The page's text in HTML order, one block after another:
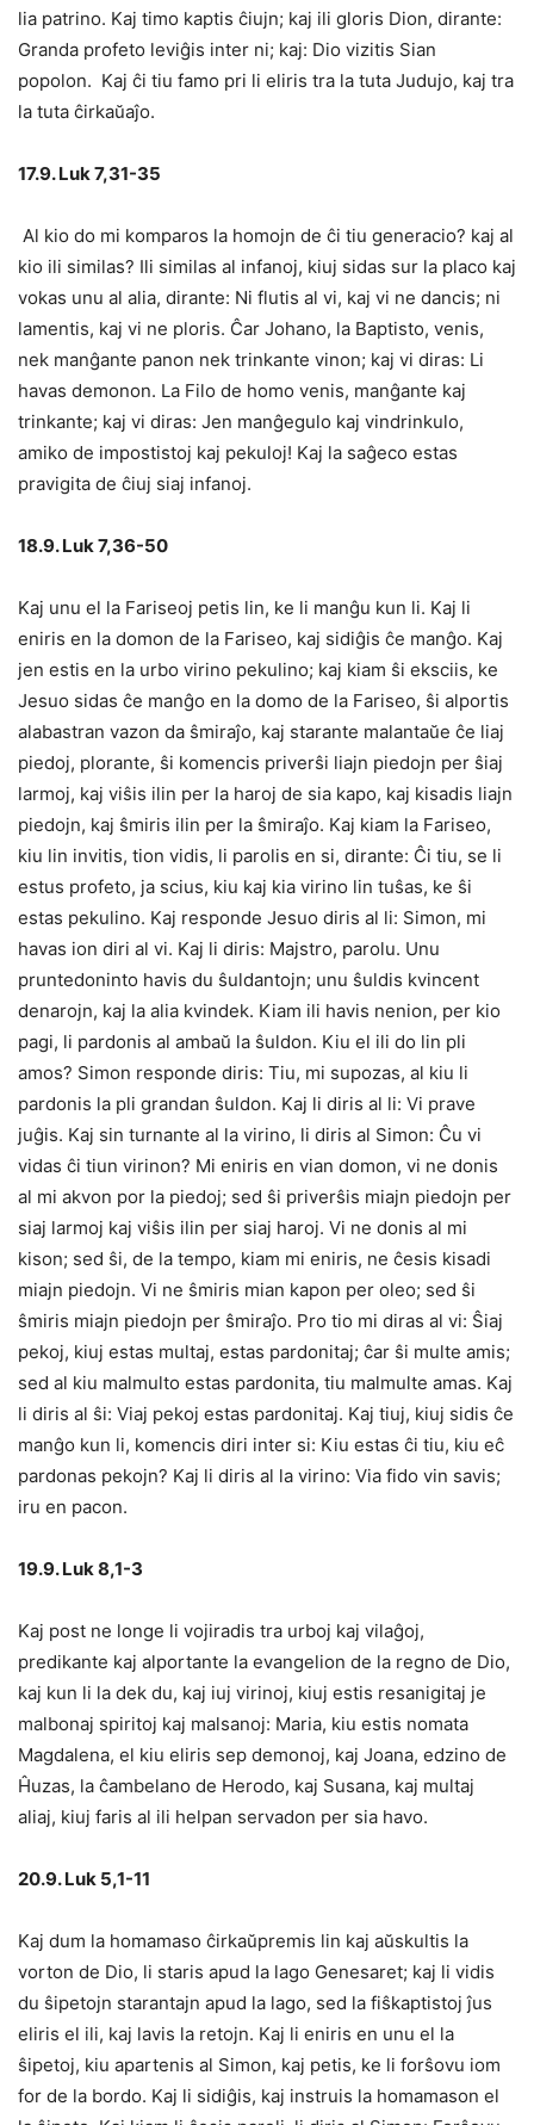
lia patrino. Kaj timo kaptis ĉiujn; kaj ili gloris Dion, dirante:
Granda profeto leviĝis inter ni; kaj: Dio vizitis Sian
popolon. Kaj ĉi tiu famo pri li eliris tra la tuta Judujo, kaj tra
la tuta ĉirkaŭaĵo.
17.9. Luk 7,31-35
Al kio do mi komparos la homojn de ĉi tiu generacio? kaj al
kio ili similas? Ili similas al infanoj, kiuj sidas sur la placo kaj
vokas unu al alia, dirante: Ni flutis al vi, kaj vi ne dancis; ni
lamentis, kaj vi ne ploris. Ĉar Johano, la Baptisto, venis,
nek manĝante panon nek trinkante vinon; kaj vi diras: Li
havas demonon. La Filo de homo venis, manĝante kaj
trinkante; kaj vi diras: Jen manĝegulo kaj vindrinkulo,
amiko de impostistoj kaj pekuloj! Kaj la saĝeco estas
pravigita de ĉiuj siaj infanoj.
18.9. Luk 7,36-50
Kaj unu el la Fariseoj petis lin, ke li manĝu kun li. Kaj li
eniris en la domon de la Fariseo, kaj sidiĝis ĉe manĝo. Kaj
jen estis en la urbo virino pekulino; kaj kiam ŝi eksciis, ke
Jesuo sidas ĉe manĝo en la domo de la Fariseo, ŝi alportis
alabastran vazon da ŝmiraĵo, kaj starante malantaŭe ĉe liaj
piedoj, plorante, ŝi komencis priverŝi liajn piedojn per ŝiaj
larmoj, kaj viŝis ilin per la haroj de sia kapo, kaj kisadis liajn
piedojn, kaj ŝmiris ilin per la ŝmiraĵo. Kaj kiam la Fariseo,
kiu lin invitis, tion vidis, li parolis en si, dirante: Ĉi tiu, se li
estus profeto, ja scius, kiu kaj kia virino lin tuŝas, ke ŝi
estas pekulino. Kaj responde Jesuo diris al li: Simon, mi
havas ion diri al vi. Kaj li diris: Majstro, parolu. Unu
pruntedoninto havis du ŝuldantojn; unu ŝuldis kvincent
denarojn, kaj la alia kvindek. Kiam ili havis nenion, per kio
pagi, li pardonis al ambaŭ la ŝuldon. Kiu el ili do lin pli
amos? Simon responde diris: Tiu, mi supozas, al kiu li
pardonis la pli grandan ŝuldon. Kaj li diris al li: Vi prave
juĝis. Kaj sin turnante al la virino, li diris al Simon: Ĉu vi
vidas ĉi tiun virinon? Mi eniris en vian domon, vi ne donis
al mi akvon por la piedoj; sed ŝi priverŝis miajn piedojn per
siaj larmoj kaj viŝis ilin per siaj haroj. Vi ne donis al mi
kison; sed ŝi, de la tempo, kiam mi eniris, ne ĉesis kisadi
miajn piedojn. Vi ne ŝmiris mian kapon per oleo; sed ŝi
ŝmiris miajn piedojn per ŝmiraĵo. Pro tio mi diras al vi: Ŝiaj
pekoj, kiuj estas multaj, estas pardonitaj; ĉar ŝi multe amis;
sed al kiu malmulto estas pardonita, tiu malmulte amas. Kaj
li diris al ŝi: Viaj pekoj estas pardonitaj. Kaj tiuj, kiuj sidis ĉe
manĝo kun li, komencis diri inter si: Kiu estas ĉi tiu, kiu eĉ
pardonas pekojn? Kaj li diris al la virino: Via fido vin savis;
iru en pacon.
19.9. Luk 8,1-3
Kaj post ne longe li vojiradis tra urboj kaj vilaĝoj,
predikante kaj alportante la evangelion de la regno de Dio,
kaj kun li la dek du, kaj iuj virinoj, kiuj estis resanigitaj je
malbonaj spiritoj kaj malsanoj: Maria, kiu estis nomata
Magdalena, el kiu eliris sep demonoj, kaj Joana, edzino de
Ĥuzas, la ĉambelano de Herodo, kaj Susana, kaj multaj
aliaj, kiuj faris al ili helpan servadon per sia havo.
20.9. Luk 5,1-11
Kaj dum la homamaso ĉirkaŭpremis lin kaj aŭskultis la
vorton de Dio, li staris apud la lago Genesaret; kaj li vidis
du ŝipetojn starantajn apud la lago, sed la fiŝkaptistoj ĵus
eliris el ili, kaj lavis la retojn. Kaj li eniris en unu el la
ŝipetoj, kiu apartenis al Simon, kaj petis, ke li forŝovu iom
for de la bordo. Kaj li sidiĝis, kaj instruis la homamason el